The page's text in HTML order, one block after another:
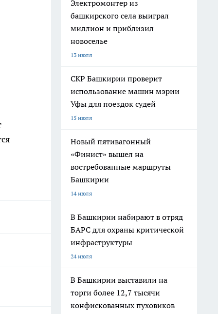
Электромонтер из
башкирского села выиграл
миллион и приблизил
новоселье
13 июля
СКР Башкирии проверит
использование машин мэрии
Уфы для поездок судей
15 июля
Новый пятивагонный
«Финист» вышел на
востребованные маршруты
Башкирии
14 июля
В Башкирии набирают в отряд
БАРС для охраны критической
инфраструктуры
24 июля
В Башкирии выставили на
торги более 12,7 тысячи
конфискованных пуховиков